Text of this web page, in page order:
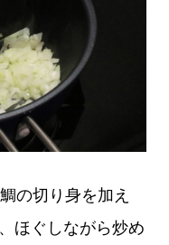
の切り身を加え
ほぐしながら炒め